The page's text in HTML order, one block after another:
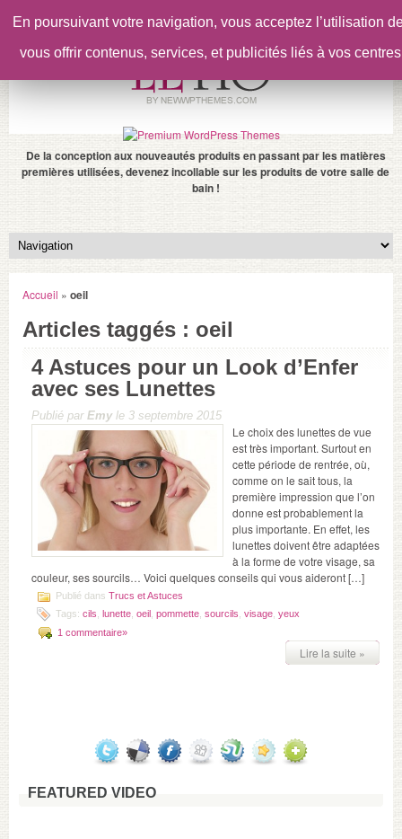
De la conception aux nouveautés produits en passant par les matières
premières utilisées, devenez incollable sur les produits de votre salle de
bain !
Accueil » oeil
Articles taggés : oeil
4 Astuces pour un Look d’Enfer
avec ses Lunettes
Publié par Emy le 3 septembre 2015
Le choix des lunettes de vue
est très important. Surtout en
cette période de rentrée, où,
comme on le sait tous, la
première impression que l’on
donne est probablement la
plus importante. En effet, les
lunettes doivent être adaptées
à la forme de votre visage, sa
couleur, ses sourcils… Voici quelques conseils qui vous aideront […]
Publié dans Trucs et Astuces
Tags: cils lunette oeil pommette sourcils visage yeux
1 commentaire»
Lire la suite »
FEATURED VIDEO
En poursuivant votre navigation, vous acceptez l’utilisation
vous offrir contenus, services, et publicités liés à vos